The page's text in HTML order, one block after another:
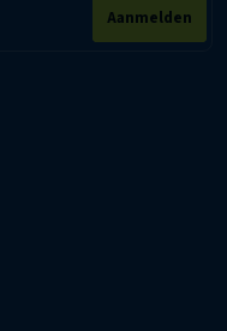
Aanmelden